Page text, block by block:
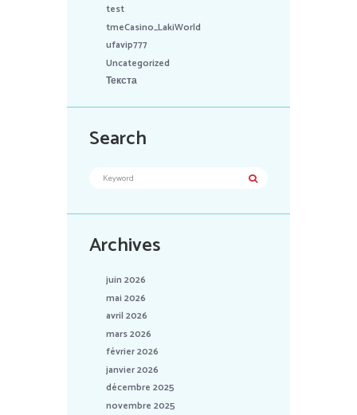
test
tmeCasino_LakiWorld
ufavip777
Uncategorized
Текста
Search
Archives
juin 2026
mai 2026
avril 2026
mars 2026
février 2026
janvier 2026
décembre 2025
novembre 2025